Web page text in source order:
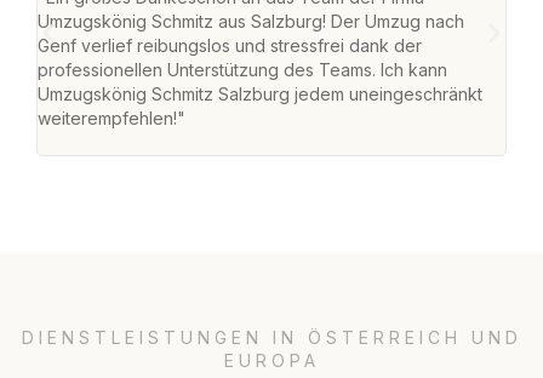
Umzugskönig Schmitz aus Salzburg! Der Umzug nach
Genf verlief reibungslos und stressfrei dank der
professionellen Unterstützung des Teams. Ich kann
Umzugskönig Schmitz Salzburg jedem uneingeschränkt
weiterempfehlen!"
DIENSTLEISTUNGEN IN ÖSTERREICH UND
EUROPA